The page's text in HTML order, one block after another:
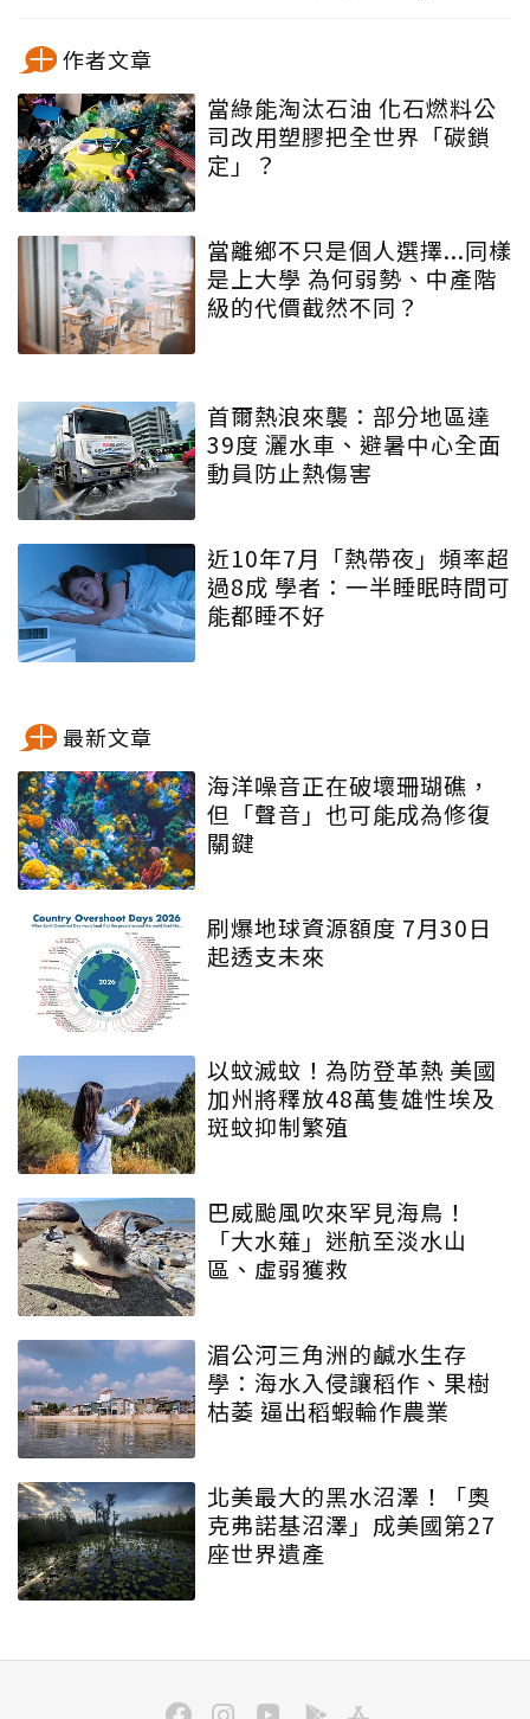
作者文章
當綠能淘汰石油 化石燃料公
司改用塑膠把全世界「碳鎖
定」？
當離鄉不只是個人選擇...同樣
是上大學 為何弱勢、中產階
級的代價截然不同？
首爾熱浪來襲：部分地區達
39度 灑水車、避暑中心全面
動員防止熱傷害
近10年7月「熱帶夜」頻率超
過8成 學者：一半睡眠時間可
能都睡不好
最新文章
海洋噪音正在破壞珊瑚礁，
但「聲音」也可能成為修復
關鍵
刷爆地球資源額度 7月30日
起透支未來
以蚊滅蚊！為防登革熱 美國
加州將釋放48萬隻雄性埃及
斑蚊抑制繁殖
巴威颱風吹來罕見海鳥！
「大水薙」迷航至淡水山
區、虛弱獲救
湄公河三角洲的鹹水生存
學：海水入侵讓稻作、果樹
枯萎 逼出稻蝦輪作農業
北美最大的黑水沼澤！「奧
克弗諾基沼澤」成美國第27
座世界遺產